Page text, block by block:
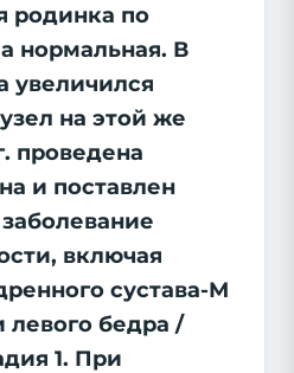
родинка по
нормальная. В
увеличился
на этой же
проведена
и поставлен
включая
сустава-М
бедра /
1. При